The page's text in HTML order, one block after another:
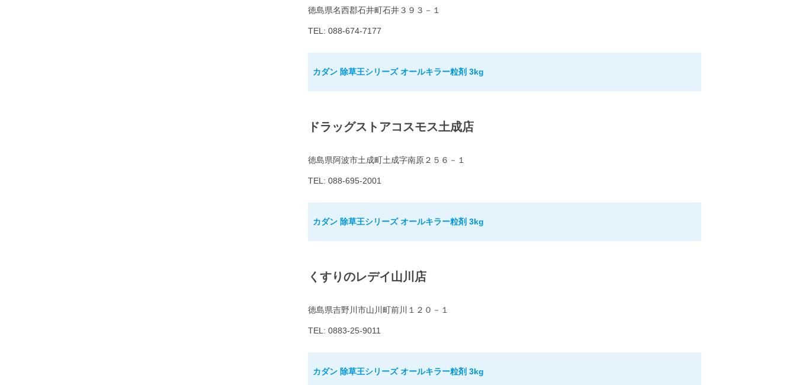
徳島県名西郡石井町石井３９３－１
TEL: 088-674-7177
カダン 除草王シリーズ オールキラー粒剤 3kg
ドラッグストアコスモス土成店
徳島県阿波市土成町土成字南原２５６－１
TEL: 088-695-2001
カダン 除草王シリーズ オールキラー粒剤 3kg
くすりのレデイ山川店
徳島県吉野川市山川町前川１２０－１
TEL: 0883-25-9011
カダン 除草王シリーズ オールキラー粒剤 3kg